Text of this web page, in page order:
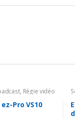
, Régie vidéo
vidéo
Pro VS10